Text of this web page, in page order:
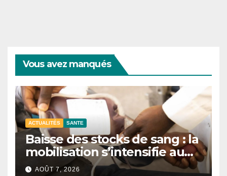
Vous avez manqués
ACTUALITÉS SANTE
Baisse des stocks de sang : la
mobilisation s’intensifie au
CNTS de Dakar.
AOÛT 7, 2026